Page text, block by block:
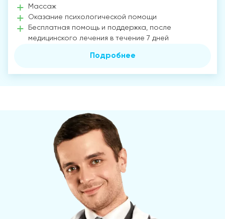
Массаж
Оказание психологической помощи
Бесплатная помощь и поддержка, после
медицинского лечения в течение 7 дней
Подробнее